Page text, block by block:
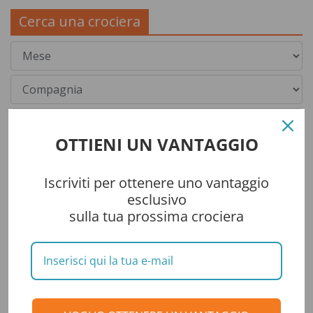
Cerca una crociera
Categorie
CONSIGLI DI VIAGGIO
OTTIENI UN VANTAGGIO
Iscriviti per ottenere uno vantaggio
esclusivo
sulla tua prossima crociera